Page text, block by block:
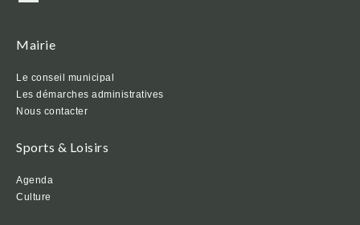
Mairie
Le conseil municipal
Les démarches administratives
Nous contacter
Sports & Loisirs
Agenda
Culture